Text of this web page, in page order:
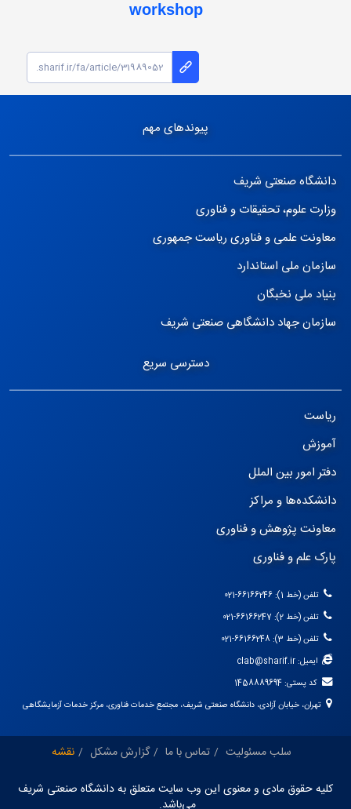
workshop
پیوندهای مهم
دانشگاه صنعتی شریف
وزارت علوم، تحقیقات و فناوری
معاونت علمی و فناوری ریاست جمهوری
سازمان ملی استاندارد
بنیاد ملی نخبگان
سازمان جهاد دانشگاهی صنعتی شریف
دسترسی سریع
ریاست
آموزش
دفتر امور بین الملل
دانشکده‌ها و مراکز
معاونت پژوهش و فناوری
پارک علم و فناوری
تلفن (خط 1): 66166246-021
تلفن (خط 2): 66166247-021
تلفن (خط 3): 66166248-021
ایمیل: clab@sharif.ir
کد پستی: 1458889694
تهران، خیابان آزادی، دانشگاه صنعتی شریف، مجتمع خدمات فناوری، مرکز خدمات آزمایشگاهی
سلب مسئولیت تماس با ما گزارش مشکل
نقشه
کلیه حقوق مادی و معنوی این وب سایت متعلق به دانشگاه صنعتی شریف